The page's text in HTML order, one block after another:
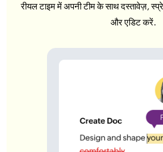
रीयल टाइम में अपनी टीम के साथ दस्तावेज़,
और एडिट करें.